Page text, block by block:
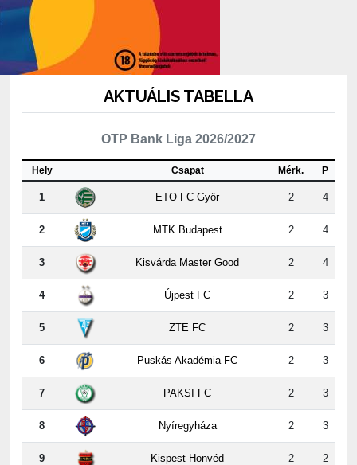
AKTUÁLIS TABELLA
OTP Bank Liga 2026/2027
Hely Csapat Mérk. P
1 ETO FC Győr 2 4
2 MTK Budapest 2 4
3 Kisvárda Master Good 2 4
4 Újpest FC 2 3
5 ZTE FC 2 3
6 Puskás Akadémia FC 2 3
7 PAKSI FC 2 3
8 Nyíregyháza 2 3
9 Kispest-Honvéd 2 2